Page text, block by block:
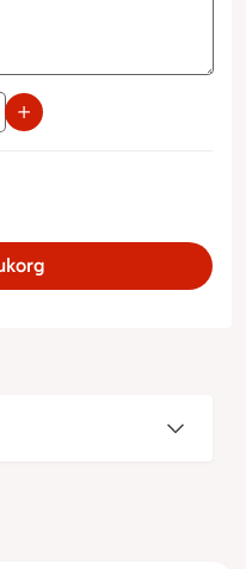
för att minska
Storlek på tårta